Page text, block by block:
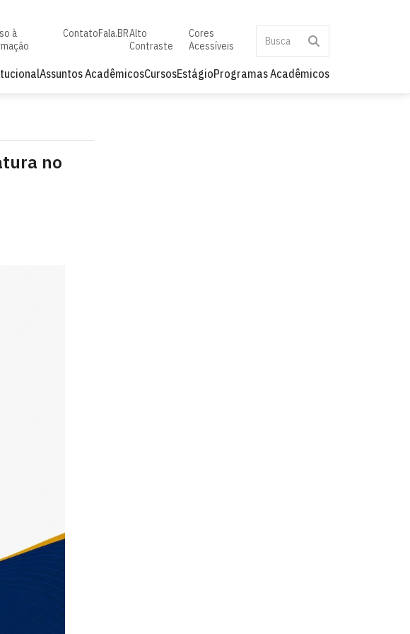
à
ContatoFala.BRAlto
Contraste
Cores
Acessíveis
Assuntos AcadêmicosCursosEstágioProgramas Acadêmicos
no